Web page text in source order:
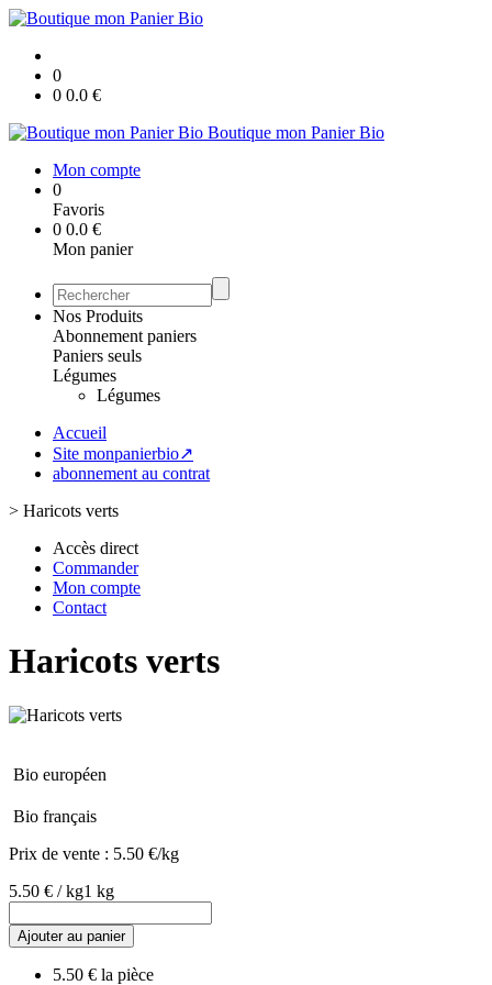
0
0 0.0 €
Boutique mon Panier Bio
Mon compte
0
Favoris
0 0.0 €
Mon panier
Nos Produits
Abonnement paniers
Paniers seuls
Légumes
Légumes
Accueil
Site monpanierbio↗
abonnement au contrat
> Haricots verts
Accès direct
Commander
Mon compte
Contact
Haricots verts
Bio européen
Bio français
Prix de vente : 5.50 €/kg
5.50 € / kg1 kg
Ajouter au panier
5.50 € la pièce